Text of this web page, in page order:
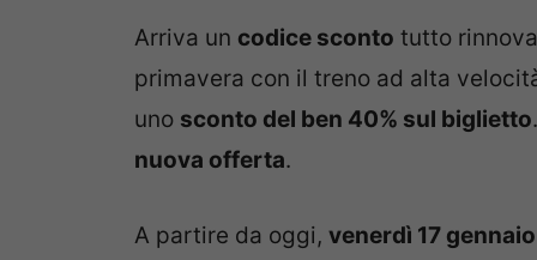
Arriva un codice sconto tutto
primavera con il treno ad alta
uno sconto del ben 40% sul biglietto
nuova offerta.
A partire da oggi, venerdì 17 gennaio